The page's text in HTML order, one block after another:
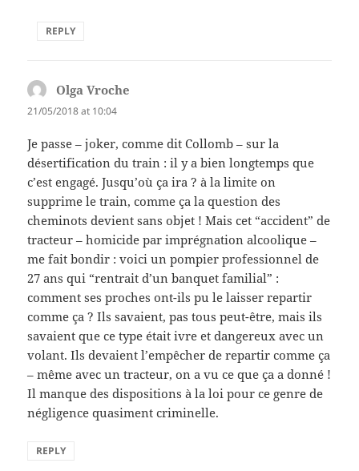
REPLY
Olga Vroche
21/05/2018 at 10:04
Je passe – joker, comme dit Collomb – sur la
désertification du train : il y a bien longtemps que
c’est engagé. Jusqu’où ça ira ? à la limite on
supprime le train, comme ça la question des
cheminots devient sans objet ! Mais cet “accident” de
tracteur – homicide par imprégnation alcoolique –
me fait bondir : voici un pompier professionnel de
27 ans qui “rentrait d’un banquet familial” :
comment ses proches ont-ils pu le laisser repartir
comme ça ? Ils savaient, pas tous peut-être, mais ils
savaient que ce type était ivre et dangereux avec un
volant. Ils devaient l’empêcher de repartir comme ça
– même avec un tracteur, on a vu ce que ça a donné !
Il manque des dispositions à la loi pour ce genre de
négligence quasiment criminelle.
REPLY